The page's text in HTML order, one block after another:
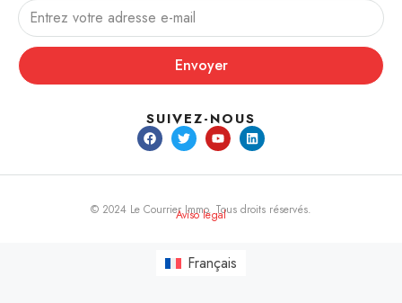
Envoyer
SUIVEZ-NOUS
© 2024 Le Courrier Immo. Tous droits réservés.
Aviso legal
Français